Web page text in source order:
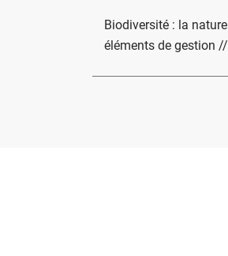
Biodiversité : la
éléments de gestion